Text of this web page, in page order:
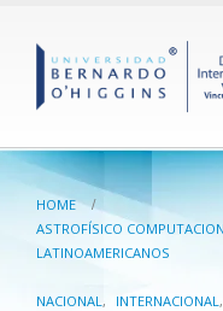
HOME
ASTROFÍSICO
LATINOAMERICANOS
NACIONAL, INTERNACIONAL,